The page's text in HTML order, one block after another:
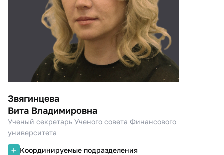
Звягинцева
Вита Владимировна
Ученый секретарь Ученого совета Финансового
университета
Координируемые подразделения